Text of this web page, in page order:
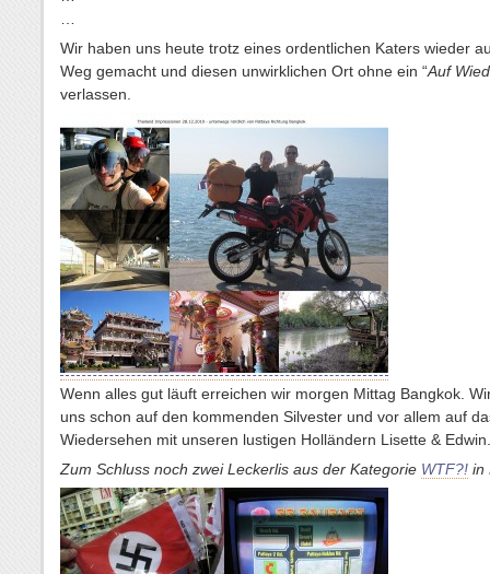
Wir haben uns heute trotz eines ordentlichen Katers wieder
Weg gemacht und diesen unwirklichen Ort ohne ein “Auf
verlassen.
Wenn alles gut läuft erreichen wir morgen Mittag Bangkok.
uns schon auf den kommenden Silvester und vor allem auf
Wiedersehen mit unseren lustigen Holländern Lisette & Edwin.
Zum Schluss noch zwei Leckerlis aus der Kategorie WTF?! in